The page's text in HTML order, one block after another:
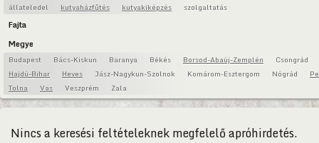
állateledel kutyaházfűtés kutyakiképzés szolgaltatás
Fajta
Megye
Budapest Bács-Kiskun Baranya Békés Borsod-Abaúj-Zemplén
Csongrád
Hajdú-Bihar
Heves Jász-Nagykun-Szolnok Komárom-Esztergom Nógrád
Tolna
Vas Veszprém Zala
Nincs a keresési feltételeknek megfelelő apróhirdetés.